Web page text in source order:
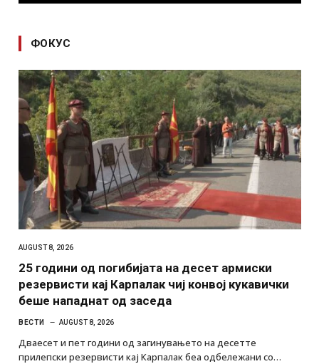
ФОКУС
AUGUST 8, 2026
25 години од погибијата на десет армиски
резервисти кај Карпалак чиј конвој кукавички
беше нападнат од заседа
ВЕСТИ AUGUST 8, 2026
Дваесет и пет години од загинувањето на десетте
прилепски резервисти кај Карпалак беа одбележани со…